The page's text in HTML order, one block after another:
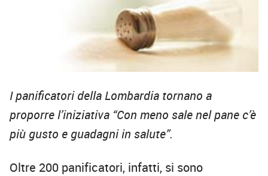
I panificatori della Lombardia tornano a
proporre l’iniziativa “Con meno sale nel pane c’è
più gusto e guadagni in salute”.
Oltre 200 panificatori, infatti, si sono